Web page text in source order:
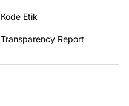
Kode Etik
Transparency Report